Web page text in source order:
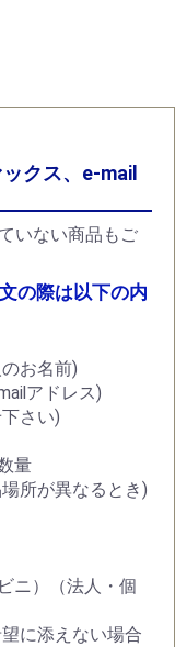
クス、e-mail
いない商品もご
の際は以下の内
お名前)
アドレス)
さい)
量
所が異なるとき)
ニ）（法人・個
に添えない場合